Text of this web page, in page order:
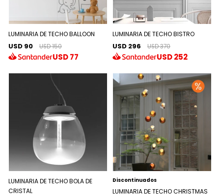
LUMINARIA DE TECHO BALLOON
USD 90 USD 150
USD77
LUMINARIA DE TECHO BISTRO
USD 296 USD 370
USD252
LUMINARIA DE TECHO BOLA DE
CRISTAL
Discontinuados
LUMINARIA DE TECHO CHRISTMAS